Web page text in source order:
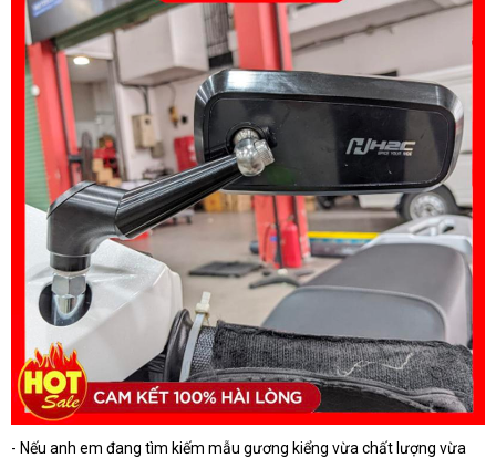
- Nếu anh em đang tìm kiếm mẫu gương kiểng vừa chất lượng vừa